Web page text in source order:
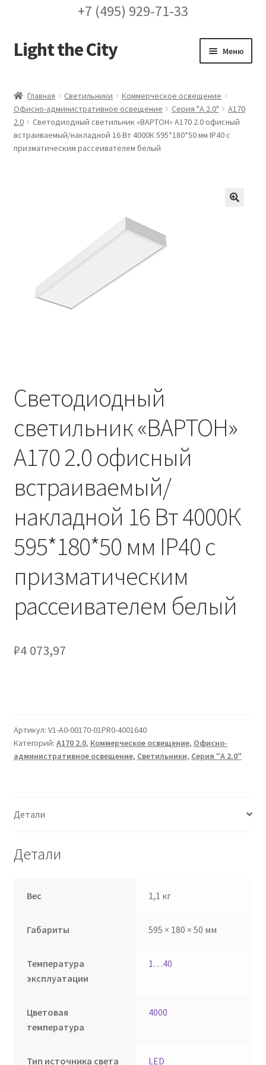
+7 (495) 929-71-33
Перейти
к
Перейти
к
Light the City Меню
FAQ про кронштейны
Бренды
Корзина
Обозначения стандартных установочных мест
кронштейнов «Opora Engineering»
Отправить заявку
Политика конфиденциальности
Сертификаты
Главная Светильники
Коммерческое освещение
Офисно-административное освещение
Серия "A 2.0"
A170
2.0
Светодиодный светильник «ВАРТОН» A170 2.0 офисный
встраиваемый/накладной 16 Вт 4000К 595*180*50 мм IP40 с
призматическим рассеивателем белый
Светодиодный
светильник «ВАРТОН»
A170 2.0 офисный
встраиваемый/
накладной 16 Вт 4000К
595*180*50 мм IP40 с
призматическим
рассеивателем белый
₽4 073,97
Артикул: V1-A0-00170-01PR0-4001640
Категорий: A170 2.0, Коммерческое освещение, Офисно-
административное освещение, Светильники, Серия "A 2.0"
Детали
Детали
Вес 1,1 кг
Габариты 595 × 180 × 50 мм
Температура
эксплуатации
1…40
Цветовая
температура
4000
Тип источника света LED